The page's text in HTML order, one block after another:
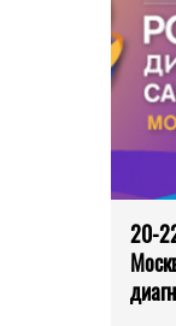
20-